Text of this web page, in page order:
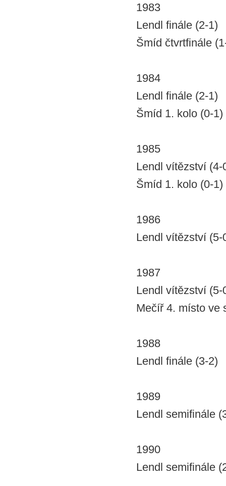
1983
Lendl finále (2-1)
Šmíd čtvrtfinále
1984
Lendl finále (2-1)
Šmíd 1. kolo (0-1)
1985
Lendl vítězství (4-
Šmíd 1. kolo (0-1)
1986
Lendl vítězství (5-
1987
Lendl vítězství (5-
Mečíř 4. místo ve
1988
Lendl finále (3-2)
1989
Lendl semifinále
1990
Lendl semifinále